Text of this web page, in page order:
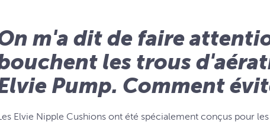
m'a dit de faire
les trous
Pump. Comment
Elvie Nipple Cushions ont été spécialement conçus pour